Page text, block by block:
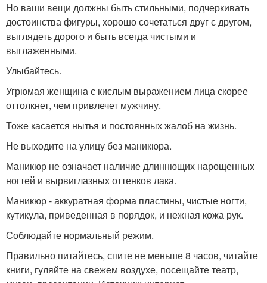
Но ваши вещи должны быть стильными, подчеркивать
достоинства фигуры, хорошо сочетаться друг с другом,
выглядеть дорого и быть всегда чистыми и
выглаженными.
Улыбайтесь.
Угрюмая женщина с кислым выражением лица скорее
оттолкнет, чем привлечет мужчину.
Тоже касается нытья и постоянных жалоб на жизнь.
Не выходите на улицу без маникюра.
Маникюр не означает наличие длиннющих нарощенных
ногтей и вырвиглазных оттенков лака.
Маникюр - аккуратная форма пластины, чистые ногти,
кутикула, приведенная в порядок, и нежная кожа рук.
Соблюдайте нормальный режим.
Правильно питайтесь, спите не меньше 8 часов, читайте
книги, гуляйте на свежем воздухе, посещайте театр,